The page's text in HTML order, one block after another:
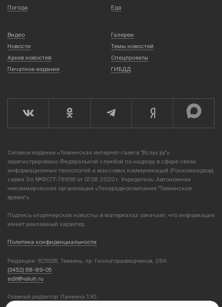
Погода
Еда
Видео
Галереи
Новости
Темы новостей
Архив новостей
Спецпроекты
Печатное издание
ГИБДД
Сетевое издание «Тюменская интернет-газета "Вслух.ру"»
зарегистрировано Федеральной службой по надзору в сфере связи,
информационных технологий и массовых коммуникаций (Роскомнадзор),
серия Эл №ФС77-78856 от 07.08.2020 г. Учредитель: Автономная
некоммерческая организация «Телерадиокомпания "Тюменское
время"».
Подпись «партнерская новость» в материалах означает, что информация
имеет рекламный характер.
Политика конфиденциальности
Редакция: 625035, Тюмень, пр. Геологоразведчиков, 28А
(3452) 68-89-05
edit@vsluh.ru
Главный редактор: Панкина Т.Ю.
kika@vsluh.ru